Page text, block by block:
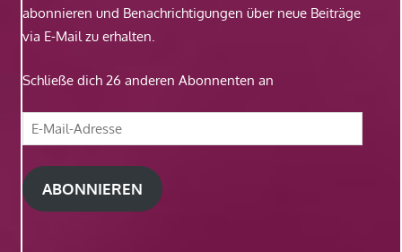
abonnieren und Benachrichtigungen über neue Beiträge
via E-Mail zu erhalten.
Schließe dich 26 anderen Abonnenten an
E-
Mail-
Adresse
ABONNIEREN